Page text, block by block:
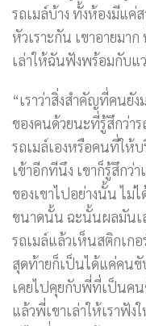
รถเมล์บ้าง ทั้งห้องมีแค่
หัวเราะกัน เขาอายมา
เล่าให้ฉันฟังพร้อมกับแ
“เราว่าสิ่งสำคัญที่คนยัง
ของคนด้วยนะที่รู้สึกว่า
รถเมล์เองหรือคนที่ให้
เข้าอีกทีนึง เขาก็รู้สึกว่
ของเขาไปอย่างนั้น ไม่
ขนาดนั้น ฉะนั้นผลมันเ
รถเมล์แล้วเห็นสติกเก
สุดท้ายก็เป็นได้แค่คนขับ
เคยไปคุยกับพี่ที่เป็นคน
แล้วพี่เขาเล่าให้เราฟัง